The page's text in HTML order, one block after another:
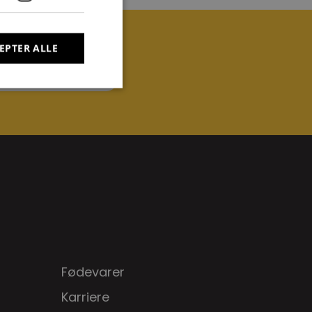
Fødevarer
Karriere
ALLE